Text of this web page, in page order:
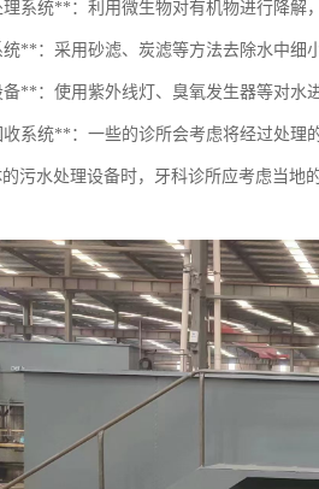
系统**：利用微生物对有机物进行降解
**：采用砂滤、炭滤等方法去除水中细
**：使用紫外线灯、臭氧发生器等对水
系统**：一些的诊所会考虑将经过处理
污水处理设备时，牙科诊所应考虑当地